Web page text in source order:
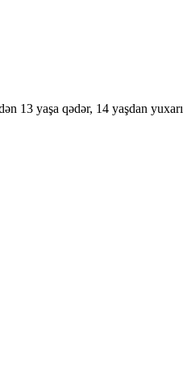
13 yaşa qədər, 14 yaşdan yuxarı